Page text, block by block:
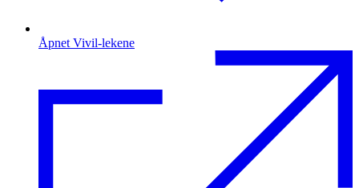
Åpnet Vivil-lekene